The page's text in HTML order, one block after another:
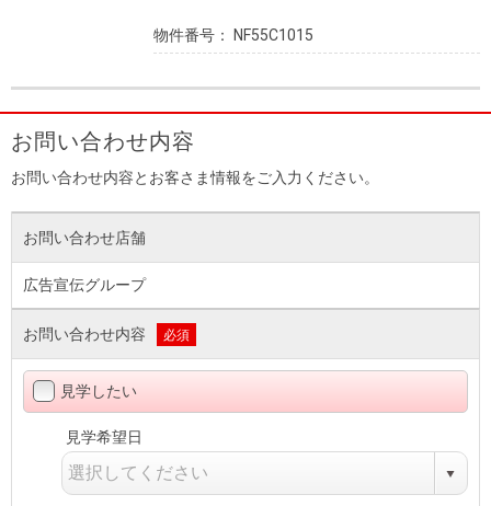
物件番号： NF55C1015
お問い合わせ内容
お問い合わせ内容とお客さま情報をご入力ください。
お問い合わせ店舗
広告宣伝グループ
お問い合わせ内容 必須
見学したい
見学希望日